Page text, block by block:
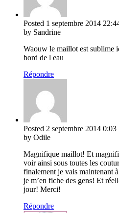
Posted 1 septembre 2014
by Sandrine
Waouw le maillot est sublime
bord de l eau
Répondre
Posted 2 septembre 2014 0:03
by Odile
Magnifique maillot! Et
voir ainsi sous toutes les
finalement je vais maintenant
je m’en fiche des gens! Et
jour! Merci!
Répondre